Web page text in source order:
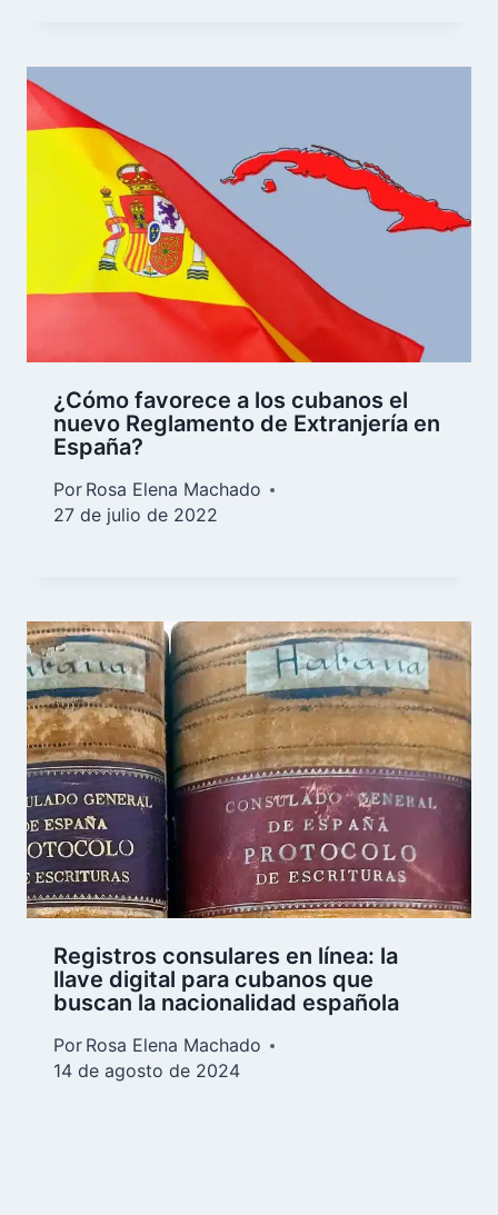
¿Cómo favorece a los cubanos el
nuevo Reglamento de Extranjería en
España?
Por Rosa Elena Machado
27 de julio de 2022
Registros consulares en línea: la
llave digital para cubanos que
buscan la nacionalidad española
Por Rosa Elena Machado
14 de agosto de 2024